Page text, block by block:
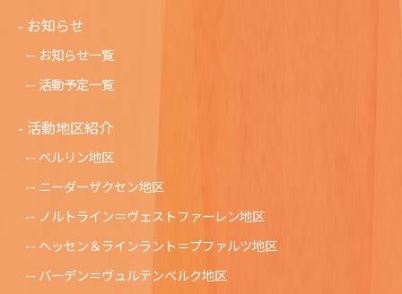
お知らせ
お知らせ一覧
活動予定一覧
活動地区紹介
ベルリン地区
ニーダーザクセン地区
ノルトライン＝ヴェストファーレン地区
ヘッセン＆ラインラント＝プファルツ地区
バーデン＝ヴュルテンベルク地区